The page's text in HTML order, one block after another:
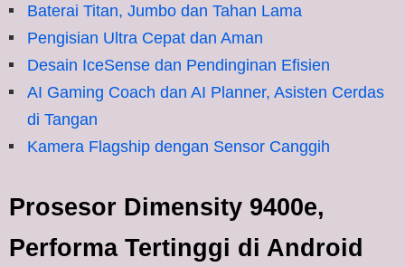
Baterai Titan, Jumbo dan Tahan Lama
Pengisian Ultra Cepat dan Aman
Desain IceSense dan Pendinginan Efisien
AI Gaming Coach dan AI Planner, Asisten Cerdas
di Tangan
Kamera Flagship dengan Sensor Canggih
Prosesor Dimensity 9400e,
Performa Tertinggi di Android